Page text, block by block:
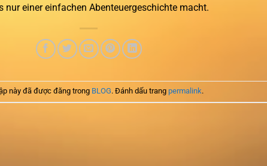
nur einer einfachen Abenteuergeschichte macht.
này đã được đăng trong BLOG. Đánh dấu trang permalink.